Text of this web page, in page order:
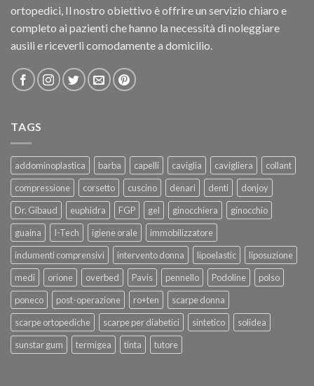
ortopedici, Il nostro obiettivo è offrire un servizio chiaro e
completo ai pazienti che hanno la necessità di noleggiare
ausili e riceverli comodamente a domicilio.
TAGS
addominoplastica barba capelli caviglia cavigliera
collant
compressione
corsetto cuscino denari denti
donjoy
Dr. Gibaud
euphidra FGP gel ginocchiera
ginocchio
guaina
I-Tech igiene orale
immobilizzatore
indumenti comprensivi
intervento donna lipoelastic
liposuzione
medi
orione overbed Pavis pennello Podoline
polso
poneco
post-operazione ro+ten
scarpe donna
scarpe ortopediche
scarpe per diabetici sintetico
solidea
sunstar gum
termigea tinta tutore